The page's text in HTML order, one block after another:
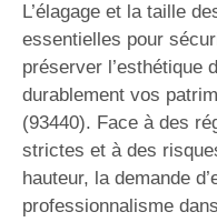
L’élagage et la taille
essentielles pour
préserver l’esthétique
durablement vos
(93440). Face à des
strictes et à des
hauteur, la demande
professionnalisme